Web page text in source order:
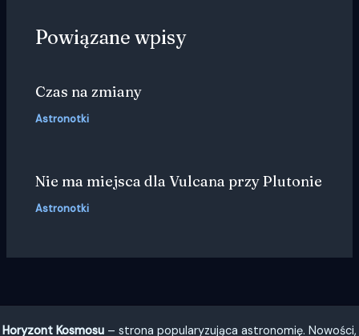
Powiązane wpisy
Czas na zmiany
Astronotki
Nie ma miejsca dla Vulcana przy Plutonie
Astronotki
Horyzont Kosmosu – strona popularyzująca astronomię. Nowości,